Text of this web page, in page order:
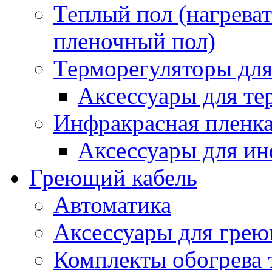
Теплый пол
пленочный пол)
Терморегуляторы
Аксессуары для
Инфракрасная
Аксессуары для
Греющий кабель
Автоматика
Аксессуары для
Комплекты обогрева